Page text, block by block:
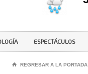
ESPECTÁCULOS
⌂ REGRESAR A LA PORTADA